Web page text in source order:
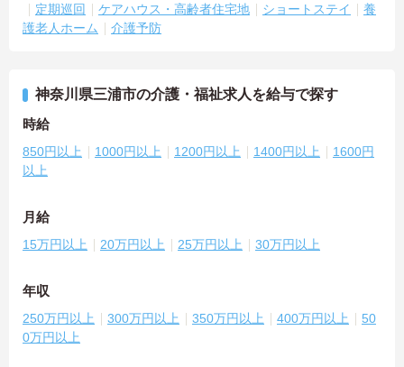
定期巡回
ケアハウス・高齢者住宅地 ショートステイ
養
護老人ホーム
介護予防
神奈川県三浦市の介護・福祉求人を給与で探す
時給
850円以上 1000円以上 1200円以上 1400円以上
1600円
以上
月給
15万円以上 20万円以上 25万円以上 30万円以上
年収
250万円以上 300万円以上 350万円以上 400万円以上
50
0万円以上